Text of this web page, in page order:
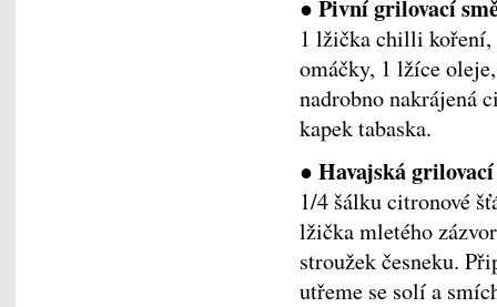
● Pivní grilovací
1 lžička chilli koření,
omáčky, 1 lžíce
nadrobno nakrájená
kapek tabaska.
● Havajská grilovací
1/4 šálku citronové
lžička mletého
stroužek česneku.
utřeme se solí a